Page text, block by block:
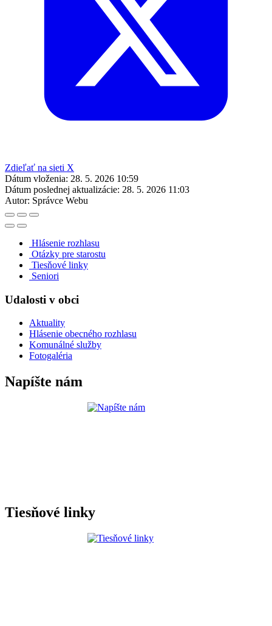
Zdieľať na sieti X
Dátum vloženia: 28. 5. 2026 10:59
Dátum poslednej aktualizácie: 28. 5. 2026 11:03
Autor: Správce Webu
Hlásenie rozhlasu
Otázky pre starostu
Tiesňové linky
Seniori
Udalosti v obci
Aktuality
Hlásenie obecného rozhlasu
Komunálné služby
Fotogaléria
Napíšte nám
Tiesňové linky